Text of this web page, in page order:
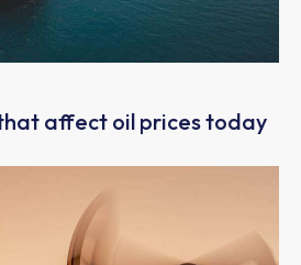
affect oil prices today